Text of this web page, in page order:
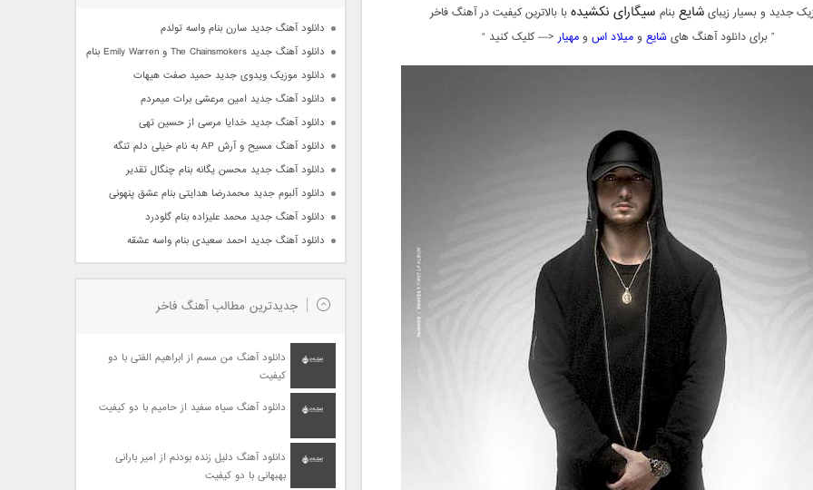
جدید و بسیار زیبایشایعبنام سیگارای نکشیدهبا بالاترین کیفیت در آهنگ فاخر
” برای دانلود آهنگ هایشایع ومیلاد اس ومهیار<— کلیک کنید “
دانلود آهنگ جدید سارن بنام واسه تولدم
دانلود آهنگ جدید The Chainsmokers و Emily Warren بنام Side Effects
دانلود موزیک ویدوی جدید حمید صفت هیهات
دانلود آهنگ جدید امین مرعشی برات میمردم
دانلود آهنگ جدید خدایا مرسی از حسین تهی
دانلود آهنگ مسیح و آرش AP به نام خیلی دلم تنگه
دانلود آهنگ جدید محسن یگانه بنام چنگال تقدیر
دانلود آلبوم جدید محمدرضا هدایتی بنام عشق پنهونی
دانلود آهنگ جدید محمد علیزاده بنام گلودرد
دانلود آهنگ جدید احمد سعیدی بنام واسه عشقه
جدیدترین مطالب آهنگ فاخر
دانلود آهنگ من مسم از ابراهیم الفتی با دو
کیفیت
دانلود آهنگ سیاه سفید از حامیم با دو کیفیت
دانلود آهنگ دلیل زنده بودنم از امیر بارانی
بهبهانی با دو کیفیت